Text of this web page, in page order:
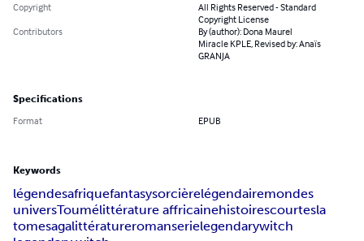
Copyright
All Rights Reserved - Standard
Copyright License
Contributors
By (author): Dona Maurel
Miracle KPLE, Revised by: Anaïs
GRANJA
Specifications
Format EPUB
Keywords
légendesafriquefantasysorcièrelégendairemondes
universToumélittérature affricainehistoirescourtesla
tomesagalittératureromanserielegendarywitch